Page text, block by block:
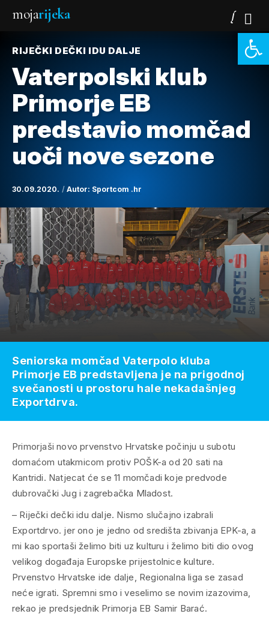
mojarijeka
RIJEČKI DEČKI IDU DALJE
Vaterpolski klub
Primorje EB
predstavio momčad
uoči nove sezone
30.09.2020. Autor: Sportcom .hr
Primorjaši novo prvenstvo Hrvatske počinju u subotu
domaćom utakmicom protiv POŠK-a od 20 sati na
Kantridi. Natjecat će se 11 momčadi koje predvode
dubrovački Jug i zagrebačka Mladost.
– Riječki dečki idu dalje. Nismo slučajno izabrali
Exportdrvo. jer ono je jedno od središta zbivanja EPK-a, a
mi kao sportaši želimo biti uz kulturu i želimo biti dio ovog
velikog događaja Europske prijestolnice kulture.
Prvenstvo Hrvatske ide dalje, Regionalna liga se zasad
neće igrati. Spremni smo i veselimo se novim izazovima,
rekao je predsjednik Primorja EB Samir Barać.
Seniorska momčad Vaterpolo kluba
Primorje EB predstavljena je na prigodnoj
svečanosti u prostoru hale nekadašnjeg
Exportdrva.